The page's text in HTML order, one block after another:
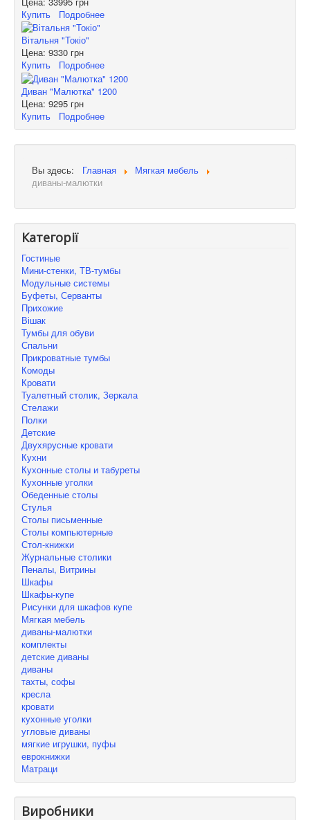
Купить
Подробнее
Вітальня "Токіо"
Цена: 9330 грн
Купить
Подробнее
Диван "Малютка" 1200
Цена: 9295 грн
Купить
Подробнее
Вы здесь: Главная
Мягкая мебель
диваны-малютки
Категорії
Гостиные
Мини-стенки, ТВ-тумбы
Модульные системы
Буфеты, Серванты
Прихожие
Вішак
Тумбы для обуви
Спальни
Прикроватные тумбы
Комоды
Кровати
Туалетный столик, Зеркала
Стелажи
Полки
Детские
Двухярусные кровати
Кухни
Кухонные столы и табуреты
Кухонные уголки
Обеденные столы
Стулья
Столы письменные
Столы компьютерные
Стол-книжки
Журнальные столики
Пеналы, Витрины
Шкафы
Шкафы-купе
Рисунки для шкафов купе
Мягкая мебель
диваны-малютки
комплекты
детские диваны
диваны
тахты, софы
кресла
кровати
кухонные уголки
угловые диваны
мягкие игрушки, пуфы
еврокнижки
Матраци
Виробники